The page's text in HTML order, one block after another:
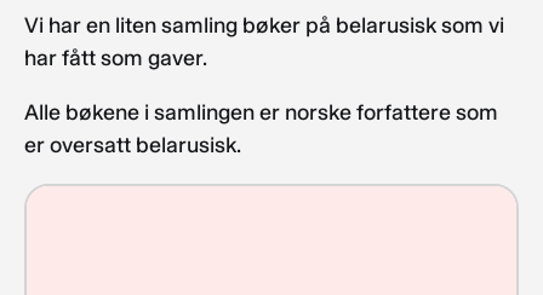
Vi har en liten samling bøker på belarusisk som vi
har fått som gaver.
Alle bøkene i samlingen er norske forfattere som
er oversatt belarusisk.